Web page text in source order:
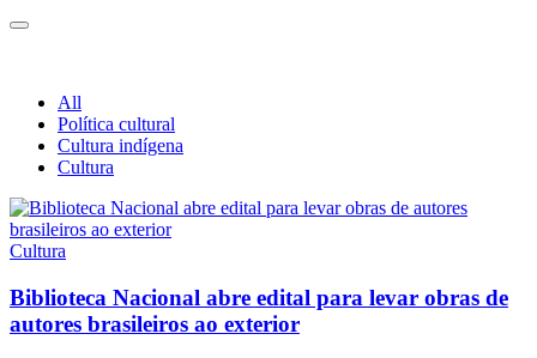
All
Política cultural
Cultura indígena
Cultura
Cultura
Biblioteca Nacional abre edital para levar obras de
autores brasileiros ao exterior